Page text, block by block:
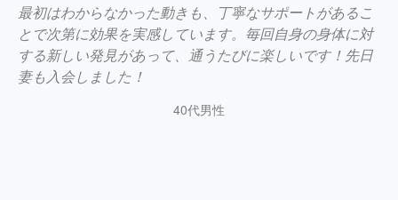
最初はわからなかった動きも、丁寧なサポートがあるこ
とで次第に効果を実感しています。毎回自身の身体に対
する新しい発見があって、通うたびに楽しいです！先日
妻も入会しました！
40代男性